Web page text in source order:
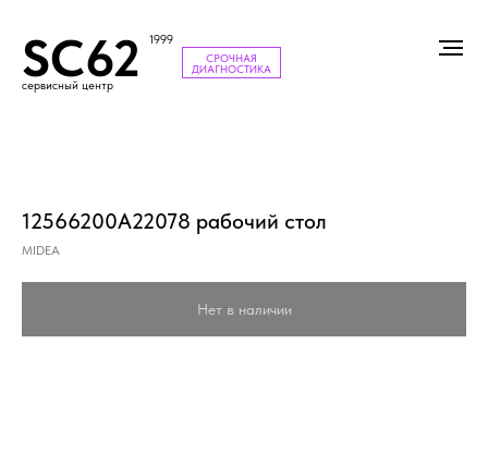
SC62 1999
сервисный центр
СРОЧНАЯ
ДИАГНОСТИКА
12566200A22078 рабочий стол
MIDEA
Нет в наличии